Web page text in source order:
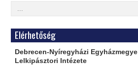
Elérhetőség
Debrecen-Nyíregyházi Egyházmegye
Lelkipásztori Intézete